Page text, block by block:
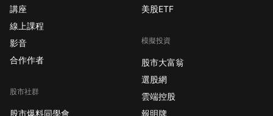
講座
線上課程
影音
合作作者
股市社群
股市爆料同學會
美股ETF
模擬投資
股市大富翁
選股網
雲端控股
報明牌